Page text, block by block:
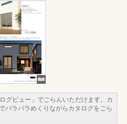
グビュー」でごらんいただけます。カ
パラパラめくりながらカタログをごら